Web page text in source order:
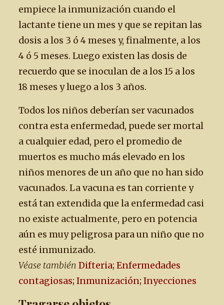
empiece la inmunización cuando el
lactante tiene un mes y que se repitan las
dosis a los 3 ó 4 meses y, finalmente, a los
4 ó 5 meses. Luego existen las dosis de
recuerdo que se inoculan de a los 15 a los
18 meses y luego a los 3 años.
Todos los niños deberían ser vacunados
contra esta enfermedad, puede ser mortal
a cualquier edad, pero el promedio de
muertos es mucho más elevado en los
niños menores de un año que no han sido
vacunados. La vacuna es tan corriente y
está tan extendida que la enfermedad casi
no existe actualmente, pero en potencia
aún es muy peligrosa para un niño que no
esté inmunizado.
Véase también Difteria; Enfermedades
contagiosas; Inmunización; Inyecciones